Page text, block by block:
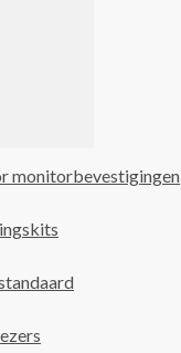
monitorbevestigingen